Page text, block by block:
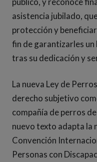
asistencia jubilado,
protección y
fin de garantizarles
tras su dedicación y
La nueva Ley de
derecho subjetivo
compañía de perros
nuevo texto adapta la
Convención
Personas con